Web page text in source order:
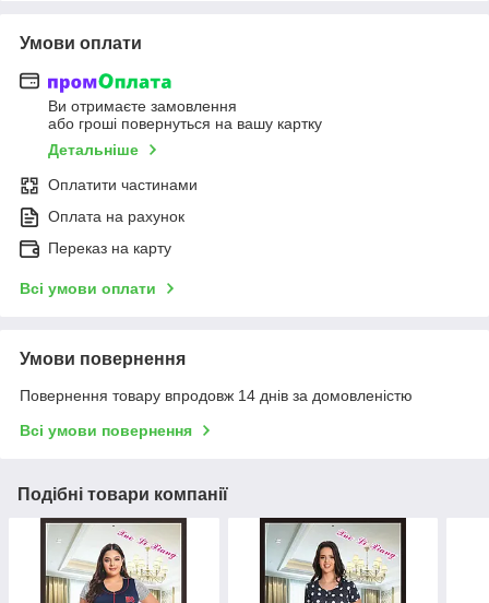
Умови оплати
Ви отримаєте замовлення
або гроші повернуться на вашу картку
Детальніше
Оплатити частинами
Оплата на рахунок
Переказ на карту
Всі умови оплати
Умови повернення
Повернення товару впродовж 14 днів за домовленістю
Всі умови повернення
Подібні товари компанії